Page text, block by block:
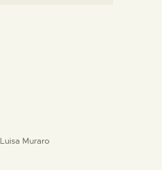
Luisa Muraro